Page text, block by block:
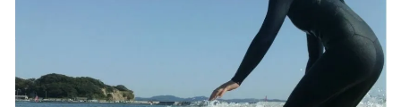
提供元：株式会社西武・プリンスホテルズワールドワイド
この記事は箱根 芦ノ湖畔蛸川温泉 龍宮殿のPR記事です。